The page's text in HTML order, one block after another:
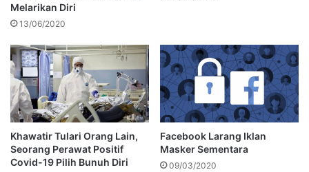
Melarikan Diri
13/06/2020
Khawatir Tulari Orang Lain,
Seorang Perawat Positif
Covid-19 Pilih Bunuh Diri
Facebook Larang Iklan
Masker Sementara
09/03/2020